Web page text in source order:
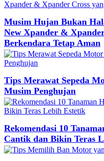
Musim Hujan Bukan
New Xpander &
Berkendara Tetap Aman
Tips Merawat Sepeda
Musim Penghujan
Rekomendasi 10
Cantik dan Bikin Teras